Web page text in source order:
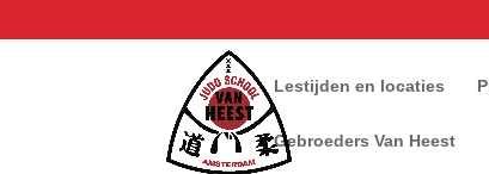
Lestijden en locaties
Gebroeders Van Heest